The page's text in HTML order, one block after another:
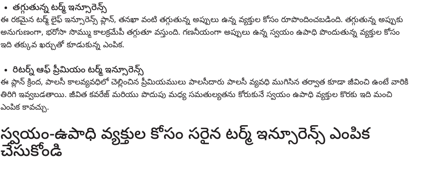
తగ్గుతున్న టర్మ్ ఇన్సూరెన్స్
ఈ రకమైన టర్మ్ లైఫ్ ఇన్సూరెన్స్ ప్లాన్, తనఖా వంటి తగ్గుతున్న అప్పులు ఉన్న వ్యక్తుల కోసం రూపొందించబడింది. తగ్గుతున్న అప్పుకు
అనుగుణంగా, భరోసా సొమ్ము కాలక్రమేపీ తగ్గుతూ వస్తుంది. గణనీయంగా అప్పులు ఉన్న స్వయం ఉపాధి పొందుతున్న వ్యక్తుల కోసం
ఇది తక్కువ ఖర్చుతో కూడుకున్న ఎంపిక.
రిటర్న్ ఆఫ్ ప్రీమియం టర్మ్ ఇన్సూరెన్స్
ఈ ప్లాన్ క్రింద, పాలసీ కాలవ్యవధిలో చెల్లించిన ప్రీమియములు పాలసీదారు పాలసీ వ్యవధి ముగిసిన తర్వాత కూడా జీవించి ఉంటే వారికి
తిరిగి ఇవ్వబడతాయి. జీవిత కవరేజ్ మరియు పొదుపు మధ్య సమతుల్యతను కోరుకునే స్వయం ఉపాధి వ్యక్తుల కొరకు ఇది మంచి
ఎంపిక కావచ్చు.
స్వయం-ఉపాధి వ్యక్తుల కోసం సరైన టర్మ్ ఇన్సూరెన్స్ ఎంపిక
చేసుకోండి